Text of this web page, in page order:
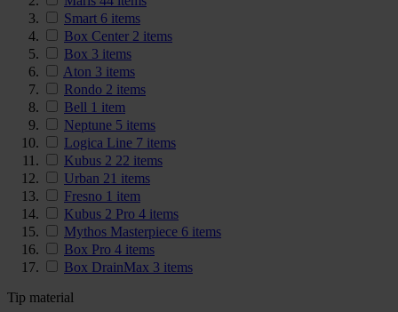
Smart 6 items
Box Center 2 items
Box 3 items
Aton 3 items
Rondo 2 items
Bell 1 item
Neptune 5 items
Logica Line 7 items
Kubus 2 22 items
Urban 21 items
Fresno 1 item
Kubus 2 Pro 4 items
Mythos Masterpiece 6 items
Box Pro 4 items
Box DrainMax 3 items
Tip material